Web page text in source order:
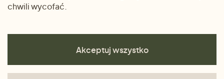
chwili wycofać.
Akceptuj wszystko